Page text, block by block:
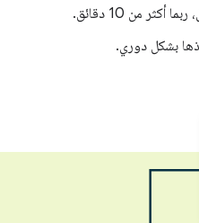
من 10 دقائق.
بشكل دوري.